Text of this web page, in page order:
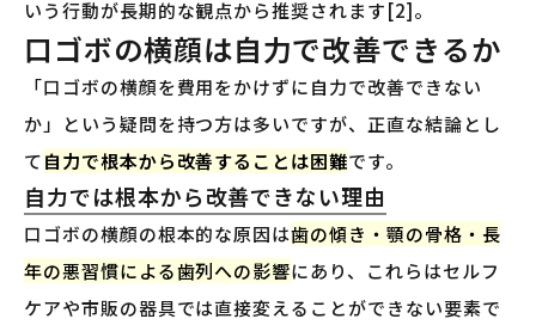
いう行動が長期的な観点から推奨されます[2]。
口ゴボの横顔は自力で改善できるか
「口ゴボの横顔を費用をかけずに自力で改善できない
か」という疑問を持つ方は多いですが、正直な結論とし
て自力で根本から改善することは困難です。
自力では根本から改善できない理由
口ゴボの横顔の根本的な原因は歯の傾き・顎の骨格・長
年の悪習慣による歯列への影響にあり、これらはセルフ
ケアや市販の器具では直接変えることができない要素で